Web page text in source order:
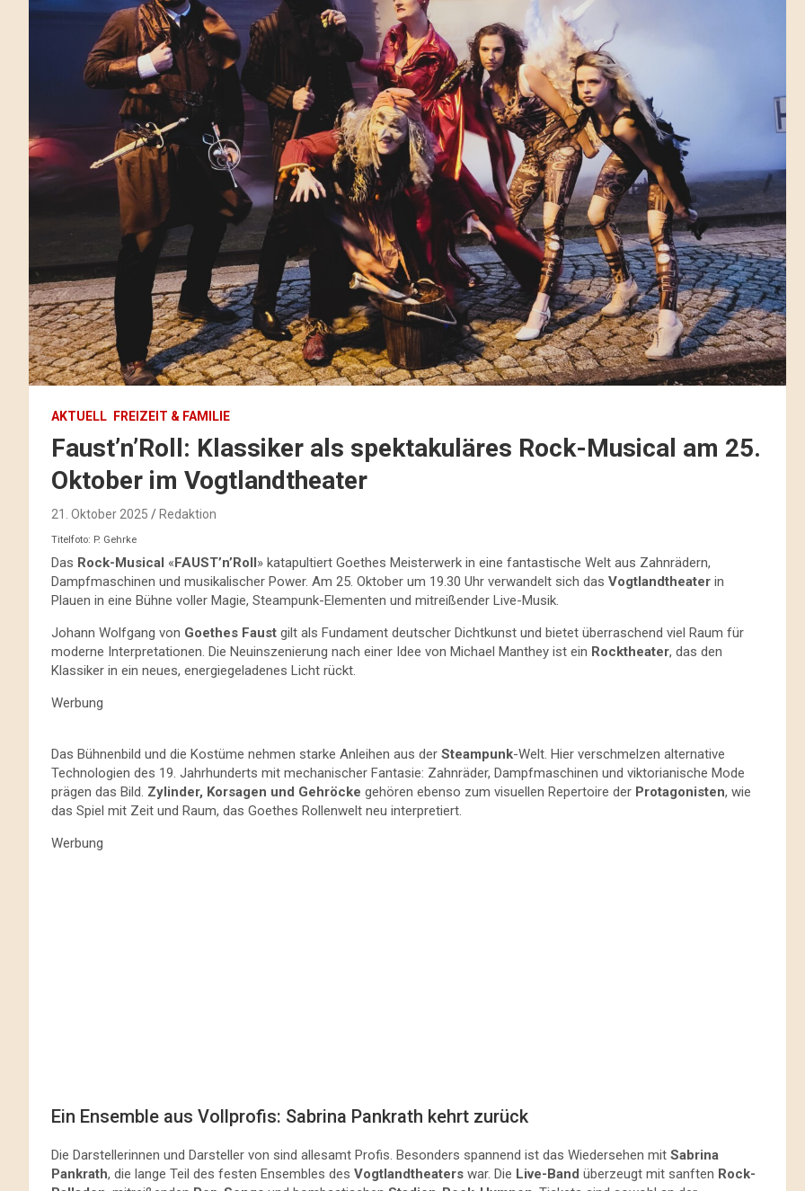
AKTUELL FREIZEIT & FAMILIE
Faust’n’Roll: Klassiker als spektakuläres Rock-Musical am 25.
Oktober im Vogtlandtheater
21. Oktober 2025 Redaktion
Titelfoto: P. Gehrke
Das Rock-Musical «FAUST’n’Roll» katapultiert Goethes Meisterwerk in eine fantastische Welt aus Zahnrädern,
Dampfmaschinen und musikalischer Power. Am 25. Oktober um 19.30 Uhr verwandelt sich das Vogtlandtheater in
Plauen in eine Bühne voller Magie, Steampunk-Elementen und mitreißender Live-Musik.
Johann Wolfgang von Goethes Faust gilt als Fundament deutscher Dichtkunst und bietet überraschend viel Raum für
moderne Interpretationen. Die Neuinszenierung nach einer Idee von Michael Manthey ist ein Rocktheater, das den
Klassiker in ein neues, energiegeladenes Licht rückt.
Werbung
Das Bühnenbild und die Kostüme nehmen starke Anleihen aus der Steampunk-Welt. Hier verschmelzen alternative
Technologien des 19. Jahrhunderts mit mechanischer Fantasie: Zahnräder, Dampfmaschinen und viktorianische Mode
prägen das Bild. Zylinder, Korsagen und Gehröcke gehören ebenso zum visuellen Repertoire der Protagonisten, wie
das Spiel mit Zeit und Raum, das Goethes Rollenwelt neu interpretiert.
Werbung
Ein Ensemble aus Vollprofis: Sabrina Pankrath kehrt zurück
Die Darstellerinnen und Darsteller von sind allesamt Profis. Besonders spannend ist das Wiedersehen mit Sabrina
Pankrath, die lange Teil des festen Ensembles des Vogtlandtheaters war. Die Live-Band überzeugt mit sanften Rock-